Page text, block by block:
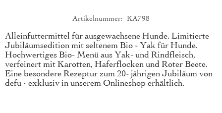
Artikelnummer KA798
Produktkurzbeschreibung
Alleinfuttermittel für ausgewachsene Hunde. Limitierte
Jubiläumsedition mit seltenem Bio - Yak für Hunde.
Hochwertiges Bio- Menü aus Yak- und Rindfleisch,
verfeinert mit Karotten, Haferflocken und Roter Beete.
Eine besondere Rezeptur zum 20- jährigen Jubiläum von
defu - exklusiv in unserem Onlineshop erhältlich.